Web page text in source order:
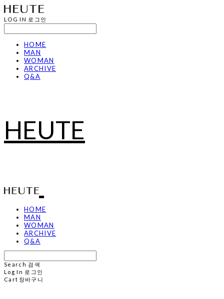
LOG IN 로그인
HOME
MAN
WOMAN
ARCHIVE
Q&A
HEUTE
HOME
MAN
WOMAN
ARCHIVE
Q&A
Search 검색
Log In 로그인
Cart 장바구니